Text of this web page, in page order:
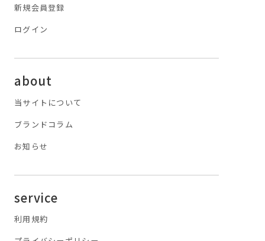
新規会員登録
ログイン
about
当サイトについて
ブランドコラム
お知らせ
service
利用規約